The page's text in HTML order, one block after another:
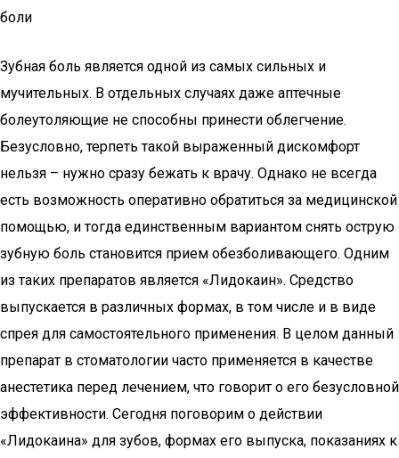
боли
Зубная боль является одной из самых сильных и
мучительных. В отдельных случаях даже аптечные
болеутоляющие не способны принести облегчение.
Безусловно, терпеть такой выраженный дискомфорт
нельзя – нужно сразу бежать к врачу. Однако не всегда
есть возможность оперативно обратиться за медицинской
помощью, и тогда единственным вариантом снять острую
зубную боль становится прием обезболивающего. Одним
из таких препаратов является «Лидокаин». Средство
выпускается в различных формах, в том числе и в виде
спрея для самостоятельного применения. В целом данный
препарат в стоматологии часто применяется в качестве
анестетика перед лечением, что говорит о его безусловной
эффективности. Сегодня поговорим о действии
«Лидокаина» для зубов, формах его выпуска, показаниях к